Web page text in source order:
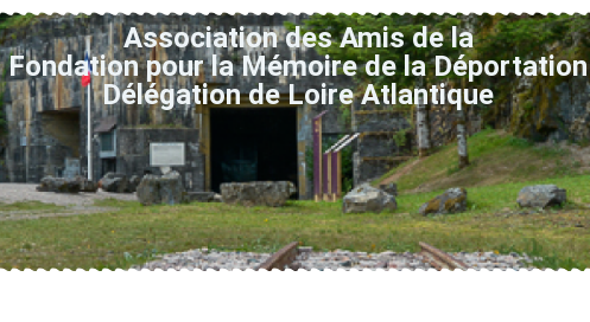
Association des Amis de la
Fondation pour la Mémoire de la Déportation
Délégation de Loire Atlantique